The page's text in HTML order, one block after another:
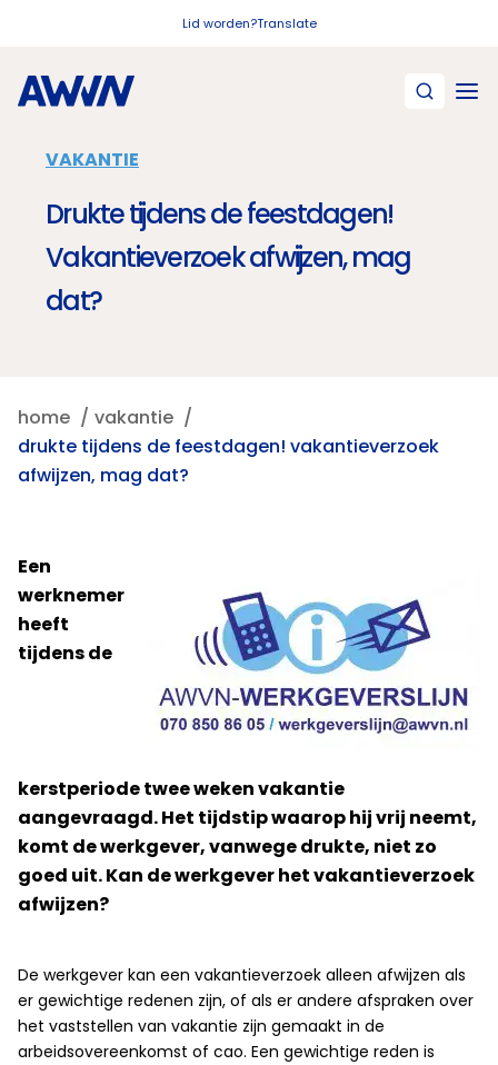
Lid worden?Translate
VAKANTIE
Drukte tijdens de feestdagen!
Vakantieverzoek afwijzen, mag
dat?
home
vakantie
drukte tijdens de feestdagen! vakantieverzoek
afwijzen, mag dat?
Een
werknemer
heeft
tijdens de
kerstperiode twee weken vakantie
aangevraagd. Het tijdstip waarop hij vrij neemt,
komt de werkgever, vanwege drukte, niet zo
goed uit. Kan de werkgever het vakantieverzoek
afwijzen?
​De werkgever kan een vakantieverzoek alleen afwijzen als
er gewichtige redenen zijn, of als er andere afspraken over
het vaststellen van vakantie zijn gemaakt in de
arbeidsovereenkomst of cao. Een gewichtige reden is